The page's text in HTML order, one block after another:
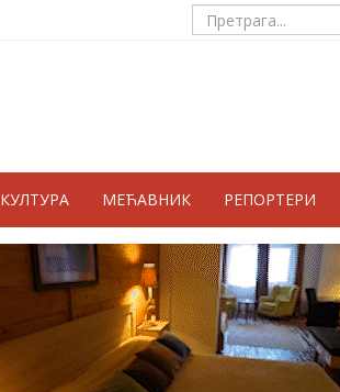
КУЛТУРА МЕЋАВНИК РЕПОРТЕРИ